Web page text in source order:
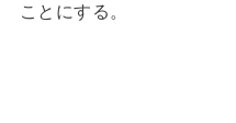
ことにする。